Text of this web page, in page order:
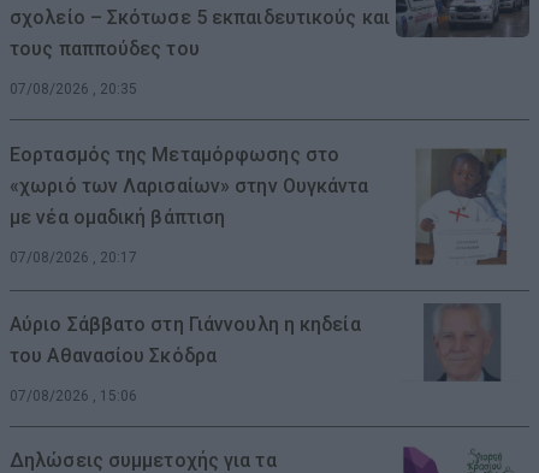
σχολείο – Σκότωσε 5 εκπαιδευτικούς και
τους παππούδες του
07/08/2026 , 20:35
Εορτασμός της Μεταμόρφωσης στο
«χωριό των Λαρισαίων» στην Ουγκάντα
με νέα ομαδική βάπτιση
07/08/2026 , 20:17
Αύριο Σάββατο στη Γιάννουλη η κηδεία
του Αθανασίου Σκόδρα
07/08/2026 , 15:06
Δηλώσεις συμμετοχής για τα